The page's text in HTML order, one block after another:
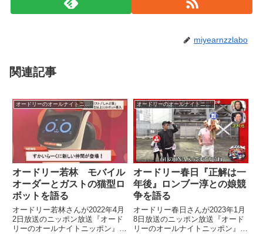
miyearnzzlabo
関連記事
オードリー若林 モバイル
オーダーとガストの猫型ロ
ボットを語る
オードリー若林さんが2022年4月
2日放送のニッポン放送『オード
リーのオールナイトニッポン』の
オードリーのオールナイトニッポン
オードリー春日『正解は一
年後』ロンブー淳との娘競
争を語る
オードリー春日さんが2023年1月
8日放送のニッポン放送『オード
リーのオールナイトニッポン』の